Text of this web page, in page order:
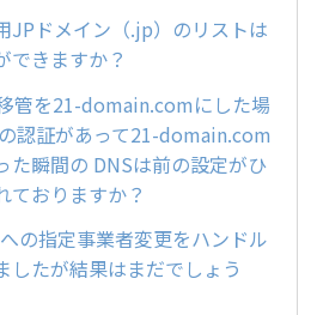
JPドメイン（.jp）のリストは
できますか？
管を21-domain.comにした場
認証があって21-domain.com
た瞬間の DNSは前の設定がひ
ておりますか？
の指定事業者変更をハンドル
したが結果はまだでしょう